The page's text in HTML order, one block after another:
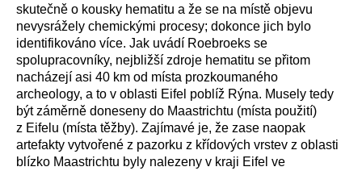
skutečně o kousky hematitu a že se na místě objevu
nevysrážely chemickými procesy; dokonce jich bylo
identifikováno více. Jak uvádí Roebroeks se
spolupracovníky, nejbližší zdroje hematitu se přitom
nacházejí asi 40 km od místa prozkoumaného
archeology, a to v oblasti Eifel poblíž Rýna. Musely tedy
být záměrně doneseny do Maastrichtu (místa použití)
z Eifelu (místa těžby). Zajímavé je, že zase naopak
artefakty vytvořené z pazorku z křídových vrstev z oblasti
blízko Maastrichtu byly nalezeny v kraji Eifel ve